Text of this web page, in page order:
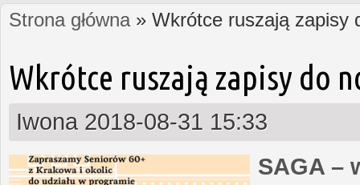
Jesteś tutaj
Strona główna» Wkrótce ruszają zapisy
Wkrótce ruszają zapisy do
Iwona 2018-08-31 15:33
SAGA –